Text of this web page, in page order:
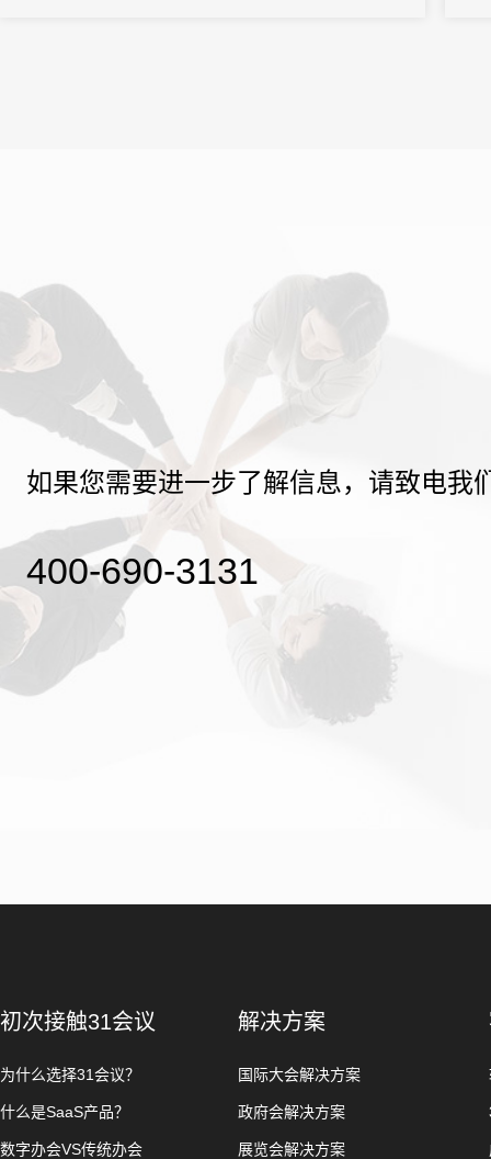
如果您需要进一步了解信息，请致电我
400-690-3131
初次接触31会议
为什么选择31会议？
什么是SaaS产品？
数字办会VS传统办会
解决方案
国际大会解决方案
政府会解决方案
展览会解决方案